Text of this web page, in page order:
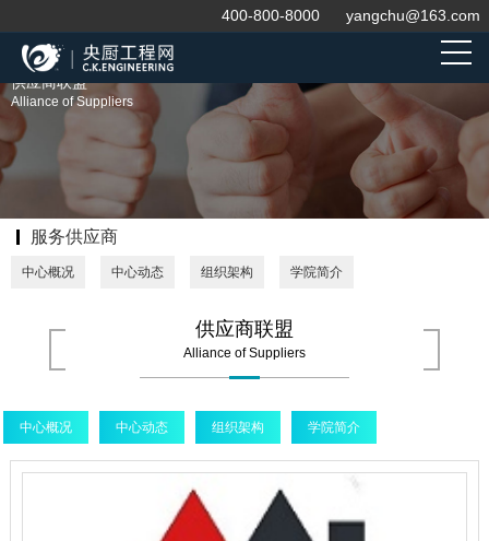
400-800-8000 yangchu@163.com
供应商联盟
Alliance of Suppliers
服务供应商
中心概况 中心动态 组织架构 学院简介
供应商联盟
Alliance of Suppliers
中心概况 中心动态 组织架构 学院简介